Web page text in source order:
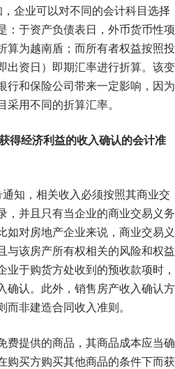
企业可以对不同的会计科目选择
：于资产负债表日，外币货币性项
算为越南盾；而所有者权益按照投
出资日）即期汇率进行折算。该变
行和保险公司带来一定影响，因为
用不同的折算汇率。
得经济利益的收入确认的会计准
知，相关收入必须按照其商业交
，并且只有当企业的商业交易义务
如对房地产企业来说，商业交易义
与该房产所有权相关的风险和权益
于购货方处收到的预收款项时，
确认。此外，销售房产收入确认方
非建造合同收入准则。
费提供的商品，其商品成本应当确
购买方购买其他商品的条件下而获